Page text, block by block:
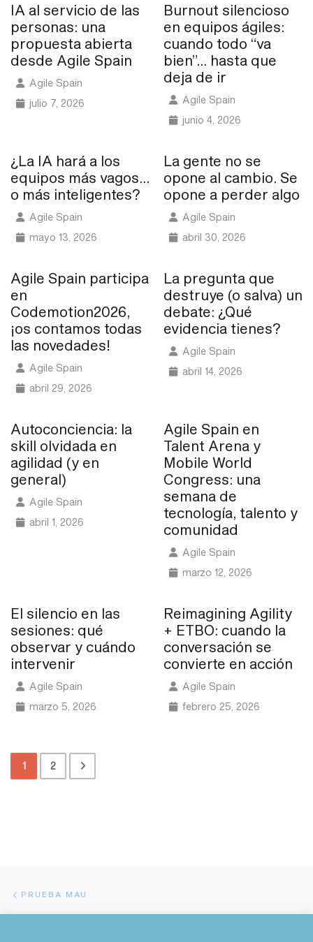
IA al servicio de las
personas: una
propuesta abierta
desde Agile Spain
Agile Spain
julio 7, 2026
Burnout silencioso
en equipos ágiles:
cuando todo “va
bien”… hasta que
deja de ir
Agile Spain
junio 4, 2026
¿La IA hará a los
equipos más vagos…
o más inteligentes?
Agile Spain
mayo 13, 2026
La gente no se
opone al cambio. Se
opone a perder algo
Agile Spain
abril 30, 2026
Agile Spain participa
en
Codemotion2026,
¡os contamos todas
las novedades!
Agile Spain
abril 29, 2026
La pregunta que
destruye (o salva) un
debate: ¿Qué
evidencia tienes?
Agile Spain
abril 14, 2026
Autoconciencia: la
skill olvidada en
agilidad (y en
general)
Agile Spain
abril 1, 2026
Agile Spain en
Talent Arena y
Mobile World
Congress: una
semana de
tecnología, talento y
comunidad
Agile Spain
marzo 12, 2026
El silencio en las
sesiones: qué
observar y cuándo
intervenir
Agile Spain
marzo 5, 2026
Reimagining Agility
+ ETBO: cuando la
conversación se
convierte en acción
Agile Spain
febrero 25, 2026
1 2
PRUEBA MAU